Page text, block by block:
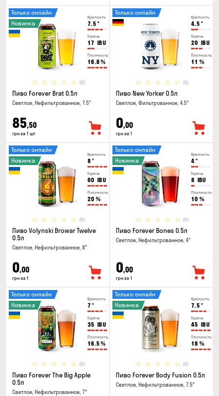
Крепость
7.5 °
Горечь
17 IBU
Плотность
16.8 %
(0)
Только онлайн
Новинка
Пиво Forever Brat 0.5л
Светлое, Нефильтрованное, 7.5°
85,50
грн за 1 шт
Крепость
4.5 °
Горечь
20 IBU
Плотность
11 %
(0)
Только онлайн
Пиво New Yorker 0.5л
Светлое, Фильтрованное, 4.5°
0,00
грн за 1
Крепость
8 °
Горечь
60 IBU
Плотность
20 %
(0)
Только онлайн
Новинка
Пиво Volynski Browar Twelve
0.5л
Светлое, Нефильтрованное, 8°
0,00
грн за 1
Крепость
4°
Горечь
8 IBU
Плотность
10 %
(0)
Только онлайн
Новинка
Пиво Forever Bones 0.5л
Светлое, Нефильтрованное, 4°
0,00
грн за 1
Крепость
7 °
Горечь
35 IBU
Плотность
16.5 %
(0)
Только онлайн
Новинка
Пиво Forever The Big Apple
0.5л
Светлое, Нефильтрованное, 7°
Крепость
7.5 °
Горечь
45 IBU
Плотность
18 %
(0)
Только онлайн
Новинка
Пиво Forever Body Fusion 0.5л
Светлое, Нефильтрованное, 7.5°